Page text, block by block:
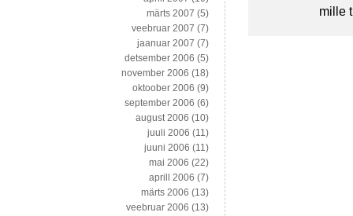
mille
märts 2007 (5)
veebruar 2007 (7)
jaanuar 2007 (7)
detsember 2006 (5)
november 2006 (18)
oktoober 2006 (9)
september 2006 (6)
august 2006 (10)
juuli 2006 (11)
juuni 2006 (11)
mai 2006 (22)
aprill 2006 (7)
märts 2006 (13)
veebruar 2006 (13)